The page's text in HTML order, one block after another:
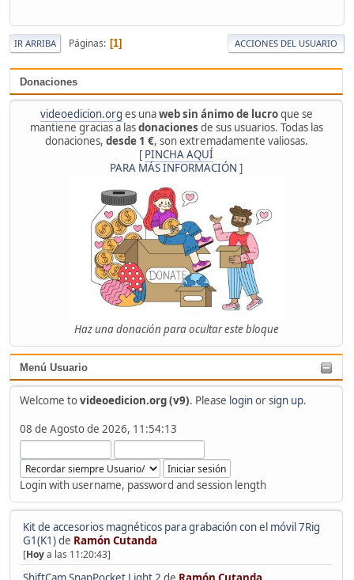
Donaciones
videoedicion.org es unaweb sin ánimo de lucroque se
mantiene gracias a lasdonaciones de sus usuarios. Todas las
donaciones, desde 1 €, son extremadamente valiosas.
[ PINCHA AQUÍ
PARA MÁS INFORMACIÓN ]
Haz una donación para ocultar este bloque
Menú Usuario
Welcome tovideoedicion.org (v9). Please loginorsign up.
08 de Agosto de 2026, 11:54:13
Login with username, password and session length
Kit de accesorios magnéticos para grabación con el móvil 7Rig
G1(K1)de Ramón Cutanda
[Hoya las 11:20:43]
IR ARRIBA Páginas 1 ACCIONES DEL USUARIO